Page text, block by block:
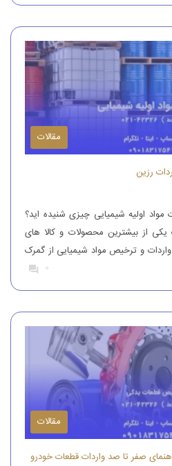
مقالات
رزین
مواد اولیه شیمیایی چیزی شنیده اید؟
از بیشترین محصولات و کالا های
و ترخیص مواد شیمیایی از گمرک
افرادی که بتوانند مواد شیمیایی درجه
0
مقالات
صفر تا صد واردات قطعات خودرو